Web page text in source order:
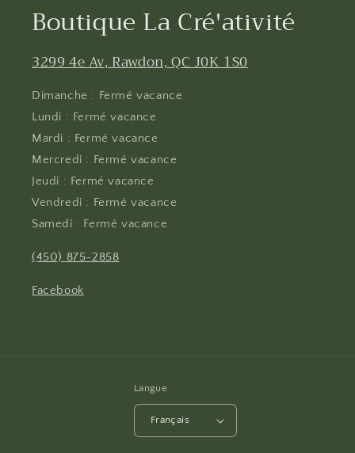
Boutique La Cré'ativité
3299 4e Av, Rawdon, QC J0K 1S0
Dimanche : Fermé vacance
Lundi : Fermé vacance
Mardi : Fermé vacance
Mercredi : Fermé vacance
Jeudi : Fermé vacance
Vendredi : Fermé vacance
Samedi : Fermé vacance
(450) 875-2858
Facebook
Langue
Français